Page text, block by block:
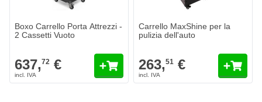
Boxo Carrello Porta Attrezzi -
2 Cassetti Vuoto
637,72 €
Carrello MaxShine per la
pulizia dell'auto
263,51 €